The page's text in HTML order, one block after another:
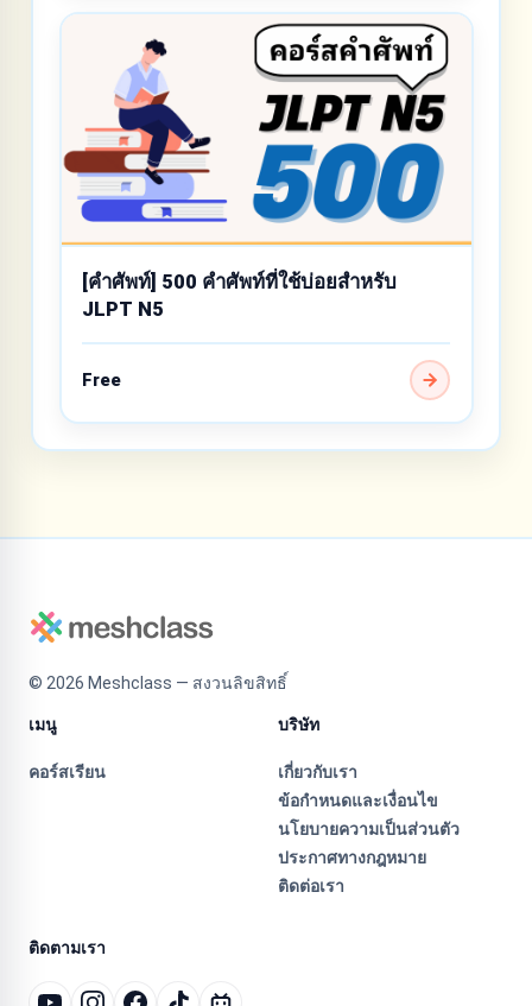
[คำศัพท์] 500 คำศัพท์ที่ใช้บ่อยสำหรับ
JLPT N5
Free
© 2026 Meshclass — สงวนลิขสิทธิ์
เมนู
คอร์สเรียน
บริษัท
เกี่ยวกับเรา
ข้อกำหนดและเงื่อนไข
นโยบายความเป็นส่วนตัว
ประกาศทางกฎหมาย
ติดต่อเรา
ติดตามเรา